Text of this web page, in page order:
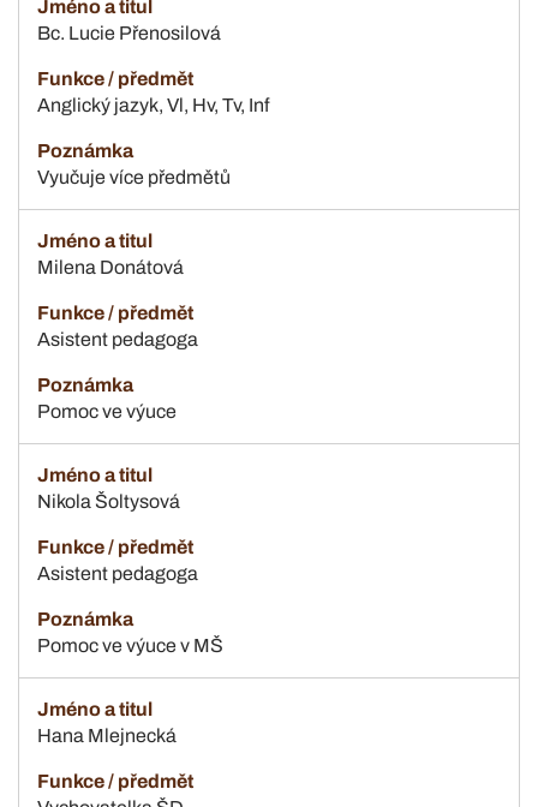
Bc. Lucie Přenosilová
Anglický jazyk, Vl, Hv, Tv, Inf
Vyučuje více předmětů
Milena Donátová
Asistent pedagoga
Pomoc ve výuce
Nikola Šoltysová
Asistent pedagoga
Pomoc ve výuce v MŠ
Hana Mlejnecká